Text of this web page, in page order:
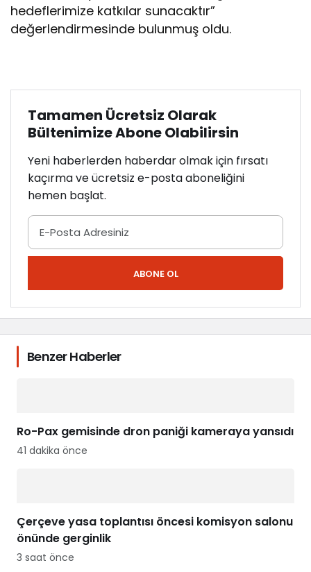
hedeflerimize katkılar sunacaktır”
değerlendirmesinde bulunmuş oldu.
Tamamen Ücretsiz Olarak
Bültenimize Abone Olabilirsin
Yeni haberlerden haberdar olmak için fırsatı
kaçırma ve ücretsiz e-posta aboneliğini
hemen başlat.
ABONE OL
Benzer Haberler
Ro-Pax gemisinde dron paniği kameraya yansıdı
41 dakika önce
Çerçeve yasa toplantısı öncesi komisyon salonu
önünde gerginlik
3 saat önce